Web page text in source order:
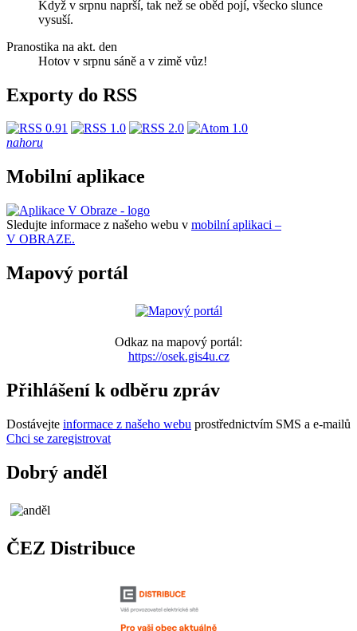
Když v srpnu naprší, tak než se oběd pojí, všecko slunce
vysuší.
Pranostika na akt. den
Hotov v srpnu sáně a v zimě vůz!
Exporty do RSS
nahoru
Mobilní aplikace
Sledujte informace z našeho webu v mobilní aplikaci –
V OBRAZE.
Mapový portál
Odkaz na mapový portál:
https://osek.gis4u.cz
Přihlášení k odběru zpráv
Dostávejte informace z našeho webu prostřednictvím SMS a e-mailů
Chci se zaregistrovat
Dobrý anděl
ČEZ Distribuce